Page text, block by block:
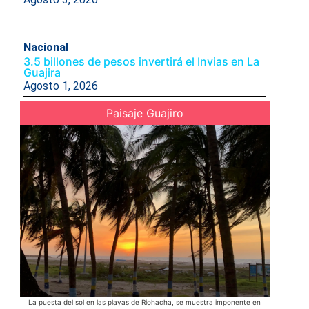
Nacional
3.5 billones de pesos invertirá el Invias en La
Guajira
Agosto 1, 2026
Paisaje Guajiro
La puesta del sol en las playas de Riohacha, se muestra imponente en